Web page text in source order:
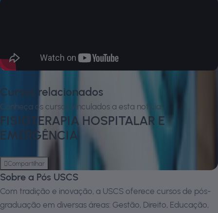
Cursos relacionados
Conheça os cursos vinculados a esta notícia.
FISIOTERAPIA HOSPITALAR E
EMERGÊNCIA
Compartilhar
Sobre a Pós USCS
Com tradição e inovação, a USCS oferece cursos de pós-
graduação em diversas áreas: Gestão, Direito, Educação,